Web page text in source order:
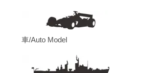
車/Auto Model